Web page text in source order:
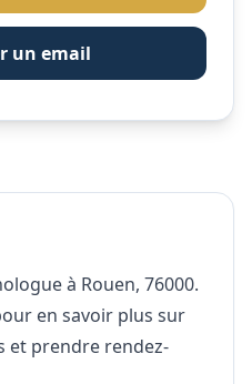
un email
à Rouen, 76000.
en savoir plus sur
et prendre rendez-